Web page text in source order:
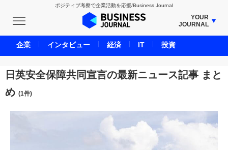
ポジティブ考察で企業活動を応援/Business Journal
YOUR
JOURNAL
BUSINESS JOURNAL
UNICORN JOURNAL
CARBON CREDITS JOURNAL
INBOUND JOURNAL
LIFE ENDING JOURNAL
日英安全保障共同宣言の最新ニュース記事 まと
め (1件)
企業 インタビュー 経済 IT 投資